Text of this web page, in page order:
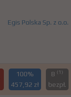
Egis Polska Sp. z o.o.
100%
457,92 zł
B (1)
bezpł.